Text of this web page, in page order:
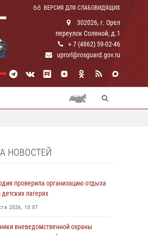
ВЕРСИЯ ДЛЯ СЛАБОВИДЯЩИХ
302026, г. Орел
переулок Соляной, д.1
+ 7 (4862) 59-02-46
uprorl@rosguard.gov.ru
НОВОСТЕЙ
проверила организацию отдыха
детских лагерях
2026, 10:07
вневедомственной охраны